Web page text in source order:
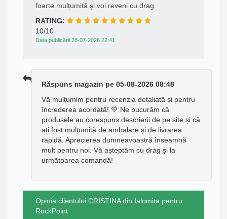
foarte mulțumită și voi reveni cu drag.
RATING:
10/10
Data publicării 28-07-2026 22:41
Răspuns magazin pe 05-08-2026 08:48
Vă mulțumim pentru recenzia detaliată și pentru
încrederea acordată! 💚 Ne bucurăm că
produsele au corespuns descrierii de pe site și că
ați fost mulțumită de ambalare și de livrarea
rapidă. Aprecierea dumneavoastră înseamnă
mult pentru noi. Vă așteptăm cu drag și la
următoarea comandă!
Opinia clientului CRISTINA din Ialomita pentru
RockPoint